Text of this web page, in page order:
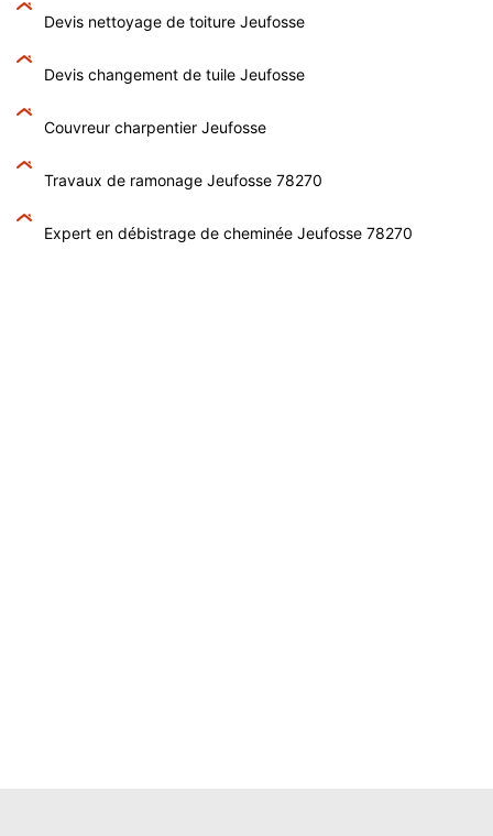
Devis nettoyage de toiture Jeufosse
Devis changement de tuile Jeufosse
Couvreur charpentier Jeufosse
Travaux de ramonage Jeufosse 78270
Expert en débistrage de cheminée Jeufosse 78270